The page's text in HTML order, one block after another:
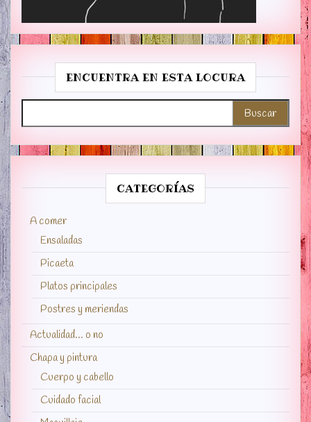
ENCUENTRA EN ESTA LOCURA
CATEGORÍAS
A comer
Ensaladas
Picaeta
Platos principales
Postres y meriendas
Actualidad… o no
Chapa y pintura
Cuerpo y cabello
Cuidado facial